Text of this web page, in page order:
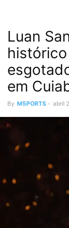
Luan
em
By M5PORTS - abril